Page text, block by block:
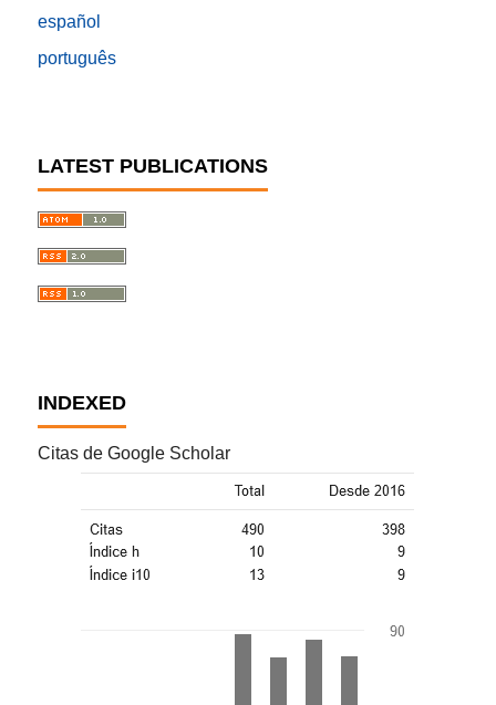
español
português
LATEST PUBLICATIONS
INDEXED
Citas de Google Scholar